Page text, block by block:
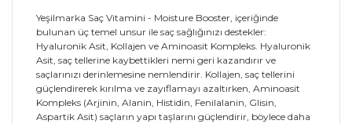
Yeşilmarka Saç Vitamini - Moisture Booster, içeriğinde
bulunan üç temel unsur ile saç sağlığınızı destekler:
Hyaluronik Asit, Kollajen ve Aminoasit Kompleks. Hyaluronik
Asit, saç tellerine kaybettikleri nemi geri kazandırır ve
saçlarınızı derinlemesine nemlendirir. Kollajen, saç tellerini
güçlendirerek kırılma ve zayıflamayı azaltırken, Aminoasit
Kompleks (Arjinin, Alanin, Histidin, Fenilalanin, Glisin,
Aspartik Asit) saçların yapı taşlarını güçlendirir, böylece daha